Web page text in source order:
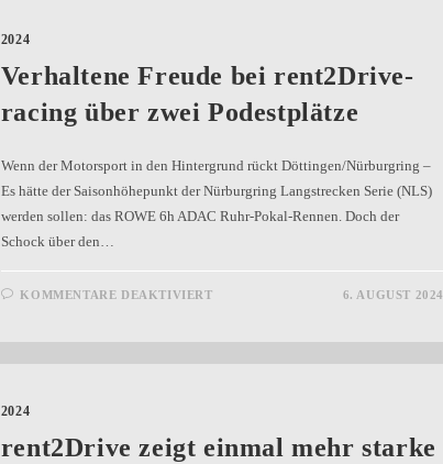
2024
Verhaltene Freude bei rent2Drive-
racing über zwei Podestplätze
Wenn der Motorsport in den Hintergrund rückt Döttingen/Nürburgring –
Es hätte der Saisonhöhepunkt der Nürburgring Langstrecken Serie (NLS)
werden sollen: das ROWE 6h ADAC Ruhr-Pokal-Rennen. Doch der
Schock über den…
KOMMENTARE DEAKTIVIERT 6. AUGUST 2024
2024
rent2Drive zeigt einmal mehr starke